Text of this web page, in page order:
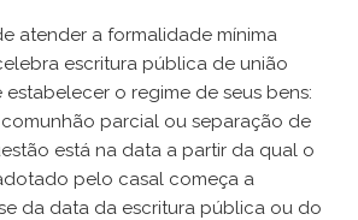
atender a formalidade mínima
escritura pública de união
o regime de seus bens:
parcial ou separação de
está na data a partir da qual o
pelo casal começa a
da data da escritura pública ou do